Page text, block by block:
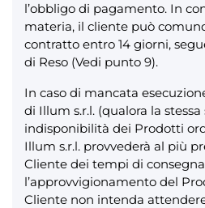
l’obbligo di pagamento. In
materia, il cliente può
contratto entro 14 giorni,
di Reso (Vedi punto 9).
In caso di mancata
di Illum s.r.l. (qualora la
indisponibilità dei Prodotti
Illum s.r.l. provvederà al più
Cliente dei tempi di
l’approvvigionamento del
Cliente non intenda